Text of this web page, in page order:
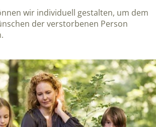
wir individuell gestalten, um dem
der verstorbenen Person